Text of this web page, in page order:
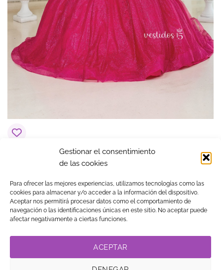
Gestionar el consentimiento
de las cookies
Para ofrecer las mejores experiencias, utilizamos tecnologías como las
cookies para almacenar y/o acceder a la información del dispositivo.
Aceptar nos permitirá procesar datos como el comportamiento de
navegación o las identificaciones únicas en este sitio. No aceptar puede
afectar negativamente a ciertas funciones.
ACEPTAR
Vestido de 15 años Euforia Fucsia
Visa MasterCardAmerican
TIENDA BLOG GUÍA DE COMPRA CONTACTO
COOKIES
PRIVACIDAD
TRABAJA CON NOSOTROS
LINK DE AFILIADOS